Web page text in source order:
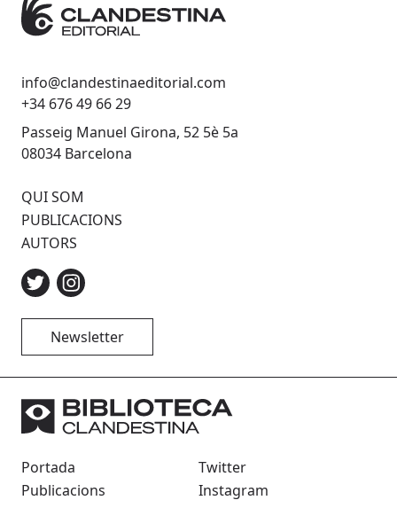
info@clandestinaeditorial.com
+34 676 49 66 29
Passeig Manuel Girona, 52 5è 5a
08034 Barcelona
QUI SOM
PUBLICACIONS
AUTORS
Newsletter
Portada
Publicacions
Twitter
Instagram